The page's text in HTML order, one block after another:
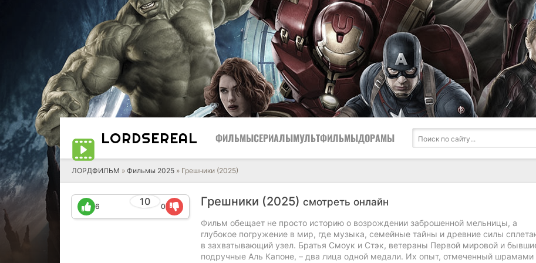
LORDSEREAL ФИЛЬМЫСЕРИАЛЫМУЛЬТФИЛЬМЫДОРАМЫ
ЛОРДФИЛЬМ » Фильмы 2025 » Грешники (2025)
Грешники (2025) смотреть онлайн
10
6 0
Фильм обещает не просто историю о возрождении заброшенной мельницы, а
глубокое погружение в мир, где музыка, семейные тайны и древние силы
в захватывающий узел. Братья Смоук и Стэк, ветераны Первой мировой и
подручные Аль Капоне, – два лица одной медали. Их опыт, отмеченный шрамами